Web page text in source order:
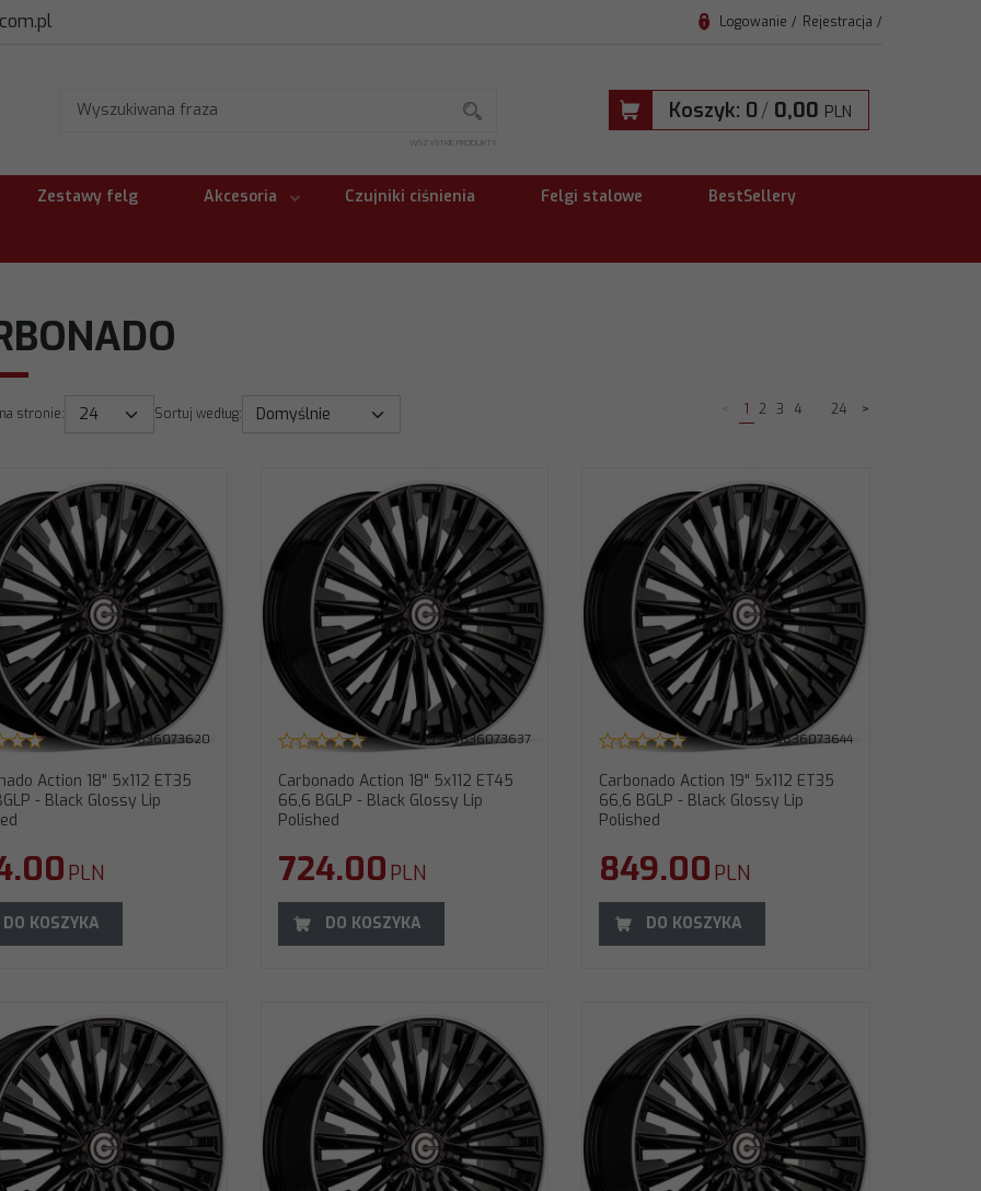
Logowanie Rejestracja
WSZYSTKIE PRODUKTY
Koszyk: 0 / 0,00 PLN
Zestawy felg Akcesoria Czujniki ciśnienia Felgi stalowe BestSellery
stronie: Sortuj według: 1 2 3 4 24 >
5903636073620
Action 18" 5x112 ET35
- Black Glossy Lip
PLN
DO KOSZYKA
5903636073637
Carbonado Action 18" 5x112 ET45 66,6 BGLP
Glossy Lip Polished
Średnica: 18"
Rozstaw śrub: 5x112
(odsadzenie): 45
centralny
66,6
: Action
Szerokość: 8"
felgi 11,90 KG
Carbonado Action 18" 5x112 ET45
66,6 BGLP - Black Glossy Lip
Polished
724.00 PLN
DO KOSZYKA
5903636073644
Carbonado Action 19" 5x112 ET35 66,6
BGLP - Black Glossy Lip Polished
Średnica: 19"
Rozstaw śrub: 5x112
ET (odsadzenie): 35
Otwór centralny : 66,6
Model: Action
Szerokość: 8"
Waga felgi 12,50 KG
Carbonado Action 19" 5x112 ET35
66,6 BGLP - Black Glossy Lip
Polished
849.00 PLN
DO KOSZYKA
Carbonado Action 20" 5x112 ET30 66,6
- Black Glossy Lip Polished
: 20"
Rozstaw śrub: 5x112
(odsadzenie): 30
centralny 66,6
: Action
Szerokość 8,5"
felgi 12,7 KG
Carbonado Action 20" 5x112 ET40 66,6
BGLP - Black Glossy Lip Polished
Średnica: 20"
Rozstaw śrub: 5x112
ET (odsadzenie): 40
Otwór centralny: 66,6
Model: Action
Szerokość: 9,5"
Waga felgi 13,32 KG